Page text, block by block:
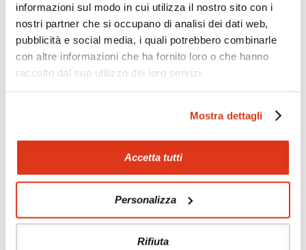
informazioni sul modo in cui utilizza il nostro sito con i
nostri partner che si occupano di analisi dei dati web,
pubblicità e social media, i quali potrebbero combinarle
con altre informazioni che ha fornito loro o che hanno
raccolto dal suo utilizzo dei loro servizi.
Mostra dettagli
Accetta tutti
Personalizza
Rifiuta
Se conosci poco l'Oriente, lasciati suggerire quale sia il Paese
giusto per te.
Prova la nostra bussola »
Sei viaggiatore/trice che non trova un’agenzia vicina o sei
agente e vuoi collaborare con noi?
Chiedi un preventivo
Trova l'agenzia più vicina